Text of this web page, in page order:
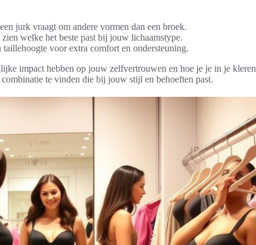
jurk vraagt om andere vormen dan een broek.
welke het beste past bij jouw lichaamstype.
voor extra comfort en ondersteuning.
impact hebben op jouw zelfvertrouwen en hoe je je in je kleren
te vinden die bij jouw stijl en behoeften past.